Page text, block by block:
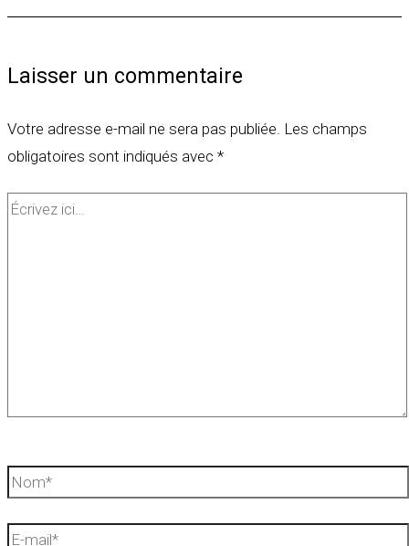
Laisser un commentaire
Votre adresse e-mail ne sera pas publiée. Les champs
obligatoires sont indiqués avec *
Écrivez
Nom*
E-